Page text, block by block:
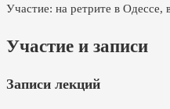
Участие: на ретрите в Одессе,
Участие и записи
Записи лекций